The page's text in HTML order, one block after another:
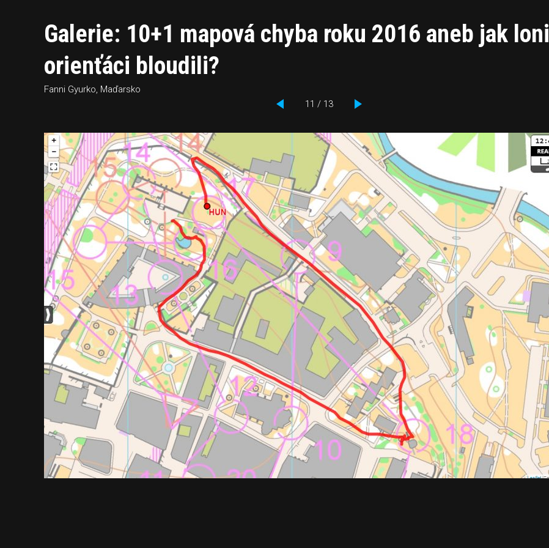
Galerie: 10+1 mapová chyba roku 2016 aneb jak loni
orienťáci bloudili?
Fanni Gyurko, Maďarsko
11 / 13